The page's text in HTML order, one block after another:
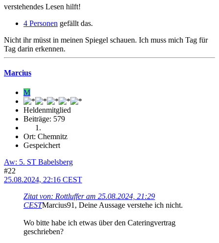
verstehendes Lesen hilft!
4 Personen gefällt das.
Nicht ihr müsst in meinen Spiegel schauen. Ich muss mich Tag für
Tag darin erkennen.
Marcius
M
Heldenmitglied
Beiträge: 579
Ort: Chemnitz
Gespeichert
Aw: 5. ST Babelsberg
#22
25.08.2024, 22:16 CEST
Zitat von: Rottluffer am 25.08.2024, 21:29
CESTMarcius91, Deine Aussage verstehe ich nicht.
Wo bitte habe ich etwas über den Cateringvertrag
geschrieben?